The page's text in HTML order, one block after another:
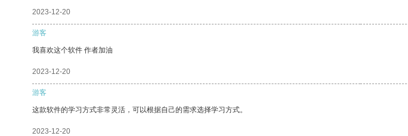
2023-12-20
游客
我喜欢这个软件 作者加油
2023-12-20
游客
这款软件的学习方式非常灵活，可以根据自己的需求选择学习方式。
2023-12-20